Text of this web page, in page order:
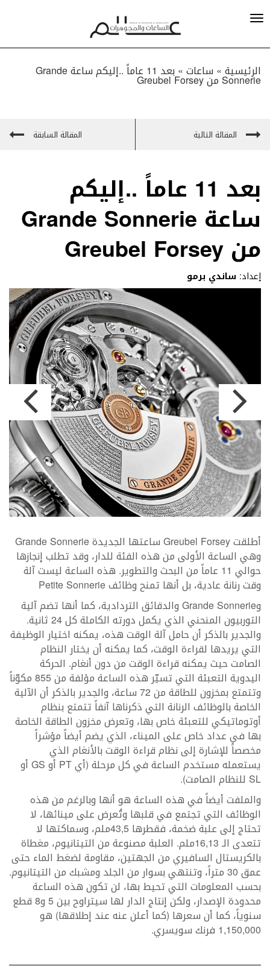
الرئيسية » ساعات» بعد 11 عاماً ..إليكم ساعة Grande
Sonnerie من Greubel Forsey
المقالة التالية المقالة السابقة
بعد 11 عاماً ..إليكم
ساعة Grande Sonnerie
من Greubel Forsey
إعداد: ساندي برمو
أطلقت Greubel Forsey ساعتها الجديدة Grande Sonnerie
وهي الساعة الأولى من هذه الفئة للدار، وقد تطلب إنجازها
حوالي 11 عاماً من البحث والتطوير. هذه الساعة ليست آلة
وقت رنانة عادية، بل أنها تمنح وظائف Petite Sonnerie
وGrande Sonnerie والدقائق التردادية، كما أنها تضم آلية
التوربيون المنحني الذي يكمل دورته الكاملة كل 24 ثانية.
والجدير بالذكر أن حامل آلة الوقت هذه، يمكنه اختيار الوظيفة
التي يريدها لقراءة الوقت، كما يمكنه أن يختار النظام
الصامت حيث يمكنه قراءة الوقت من دون أنغام. الحركة
اليدوية التعبئة التي تسيّر هذه الساعة مؤلفة من 855 مكوّناً
وتتمتع بمخزون للطاقة من 72 ساعة، والجدير بالذكر أن الآلية
الخاصة بالوظائف الرنانة التي ذكرناها آنفاً تتمتع بنظام
أوتوماتيكي للتعبئة خاص بها، وتعرض مخزون الطاقة الخاصة
بها في عداد خاص على الميناء، الذي يضم أيضاً مؤشراً
مخصصاً للإشارة إلى نظام قراءة الوقت بالأنغام الذي
يستعمله مستخدم الساعة في كل مرحلة (أي PT أو GS أو
SL للنظام الصامت).
والملفت أيضاً في هذه الساعة هو أنها وبالرغم من هذه
الوظائف التي تجتمع في قلبها وتُعرض على مينائها، لا
تحتاج إلى علبة ضخمة، فقطرها 43,5ملم، وسماكتها لا
تتعدى الـ 16,13ملم. العلبة مصنوعة من التيتانيوم، مغطاة
بالكريستال السافيري من الجهتين، مقاومة لضغط الماء حتى
عمق 30 متراً، وتنتهي بسوار من الجلد ومشبك من التيتانيوم.
بحسب المعلومات التي تحيط بها، لن تكون هذه الساعة
محدودة الإصدار، ولكن إنتاج الدار لها سيتراوح بين 5 و8 قطع
سنوياً، كما أن سعرها (كما أعلن عنه عند إطلاقها) هو
1,150,000 فرنك سويسري.